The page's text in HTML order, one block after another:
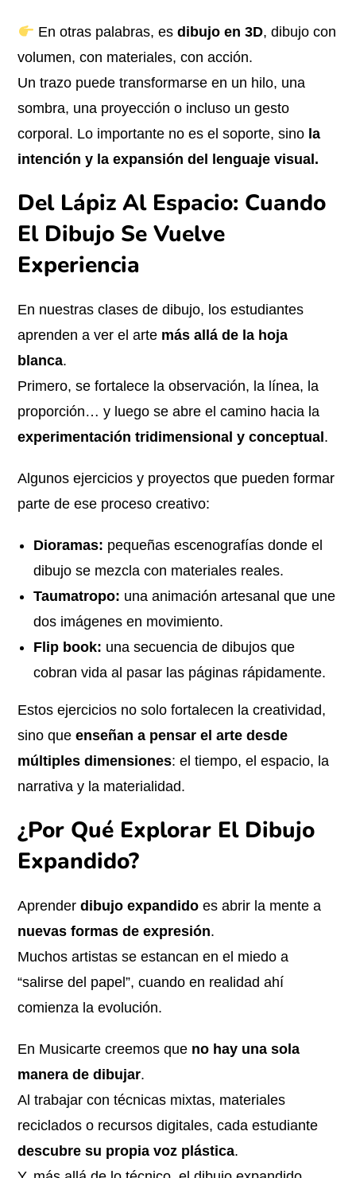
En otras palabras, es dibujo en 3D, dibujo con
volumen, con materiales, con acción.
Un trazo puede transformarse en un hilo, una
sombra, una proyección o incluso un gesto
corporal. Lo importante no es el soporte, sino la
intención y la expansión del lenguaje visual.
Del Lápiz Al Espacio: Cuando
El Dibujo Se Vuelve
Experiencia
En nuestras clases de dibujo, los estudiantes
aprenden a ver el arte más allá de la hoja
blanca.
Primero, se fortalece la observación, la línea, la
proporción… y luego se abre el camino hacia la
experimentación tridimensional y conceptual .
Algunos ejercicios y proyectos que pueden formar
parte de ese proceso creativo:
Dioramas: pequeñas escenografías donde el
dibujo se mezcla con materiales reales.
Taumatropo: una animación artesanal que une
dos imágenes en movimiento.
Flip book: una secuencia de dibujos que
cobran vida al pasar las páginas rápidamente.
Estos ejercicios no solo fortalecen la creatividad,
sino queenseñan a pensar el arte desde
múltiples dimensiones: el tiempo, el espacio, la
narrativa y la materialidad.
¿Por Qué Explorar El Dibujo
Expandido?
Aprenderdibujo expandido es abrir la mente a
nuevas formas de expresión.
Muchos artistas se estancan en el miedo a
“salirse del papel”, cuando en realidad ahí
comienza la evolución.
En Musicarte creemos que no hay una sola
manera de dibujar.
Al trabajar con técnicas mixtas, materiales
reciclados o recursos digitales, cada estudiante
descubre su propia voz plástica.